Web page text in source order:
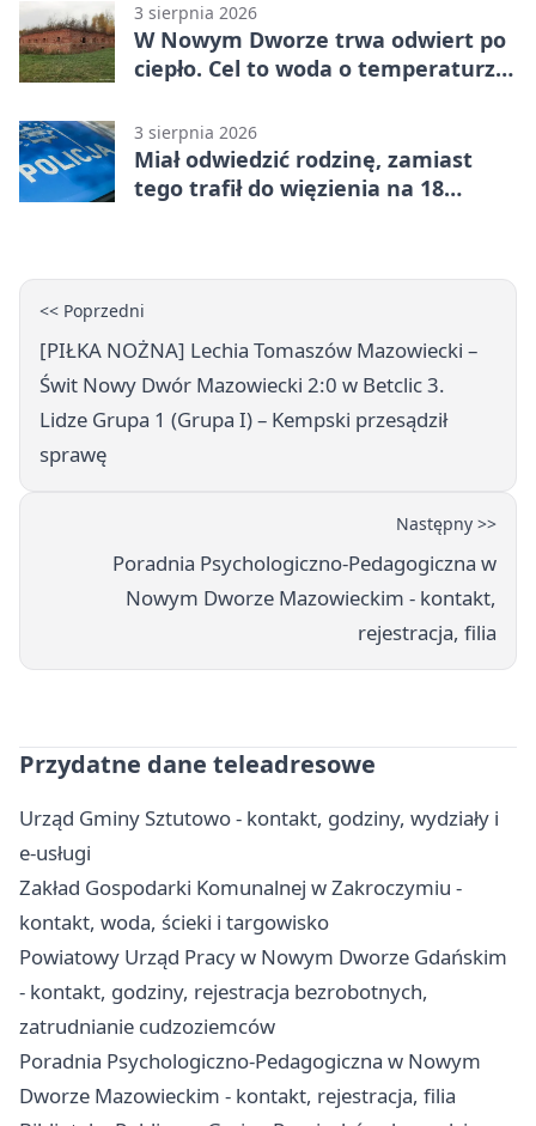
3 sierpnia 2026
W Nowym Dworze trwa odwiert po
ciepło. Cel to woda o temperaturze
3 sierpnia 2026
Miał odwiedzić rodzinę, zamiast
tego trafił do więzienia na 18
<< Poprzedni
[PIŁKA NOŻNA] Lechia Tomaszów Mazowiecki –
Świt Nowy Dwór Mazowiecki 2:0 w Betclic 3.
Lidze Grupa 1 (Grupa I) – Kempski przesądził
sprawę
Następny >>
Poradnia Psychologiczno-Pedagogiczna w
Nowym Dworze Mazowieckim - kontakt,
rejestracja, filia
Przydatne dane teleadresowe
Urząd Gminy Sztutowo - kontakt, godziny, wydziały i
e-usługi
Zakład Gospodarki Komunalnej w Zakroczymiu -
kontakt, woda, ścieki i targowisko
Powiatowy Urząd Pracy w Nowym Dworze Gdańskim
- kontakt, godziny, rejestracja bezrobotnych,
zatrudnianie cudzoziemców
Poradnia Psychologiczno-Pedagogiczna w Nowym
Dworze Mazowieckim - kontakt, rejestracja, filia